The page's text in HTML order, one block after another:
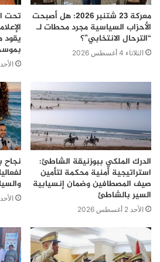
الفضائية”.
معركة 23 شتنبر 2026: هل أصبحت
الأحزاب السياسية مجرد محطات لـ
“الترحال الانتخابي”؟
الثلاثاء 4 أغسطس 2026
تحت
يقود
الأحد 2 أغسطس 2026
الدرك الملكي ببوزنيقة الشاطئ:
استراتيجية أمنية محكمة لتأمين
صيف المصطافين وضمان إنسيابية
السير بالشاطئ
الأحد 2 أغسطس 2026
نجاح
الأحد 2 أغسطس 2026